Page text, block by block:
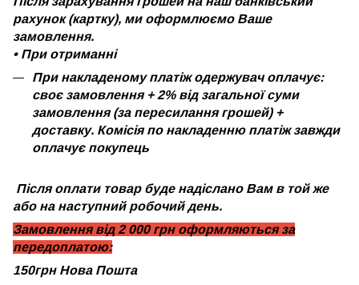
рахунок (картку), ми оформлюємо Ваше
замовлення.
•При отриманні
При накладеному платіж одержувач оплачує:
своє замовлення + 2% від загальної суми
замовлення (за пересилання грошей) +
доставку. Комісія по накладенню платіж завжди
оплачує покупець
Після оплати товар буде надіслано Вам в той же
або на наступний робочий день.
Замовлення від 2 000 грн оформляються за
передоплатою:
150грн Нова Пошта